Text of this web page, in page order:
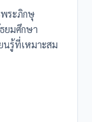
ระภิกษุ
ยมศึกษา
นรู้ที่เหมาะสม